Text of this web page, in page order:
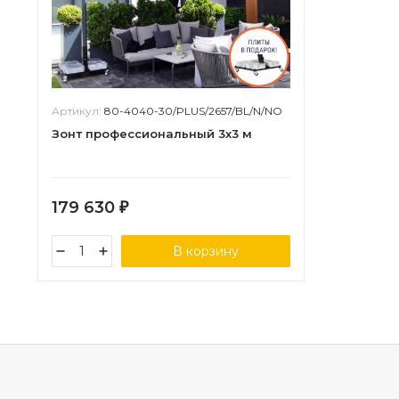
Артикул: 80-4040-30/PLUS/2657/BL/N/NO
Зонт профессиональный 3х3 м
179 630 ₽
В корзину